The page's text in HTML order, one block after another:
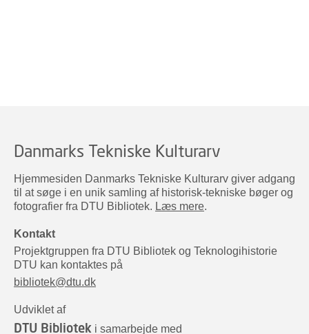
Danmarks Tekniske Kulturarv
Hjemmesiden Danmarks Tekniske Kulturarv giver adgang
til at søge i en unik samling af historisk-tekniske bøger og
fotografier fra DTU Bibliotek. Læs mere.
Kontakt
Projektgruppen fra DTU Bibliotek og Teknologihistorie
DTU kan kontaktes på
bibliotek@dtu.dk
Udviklet af
DTU Bibliotek i samarbejde med